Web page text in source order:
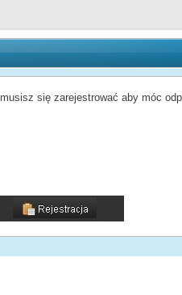
się zarejestrować aby móc